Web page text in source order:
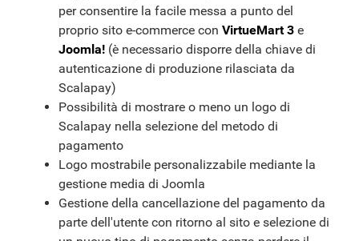
per consentire la facile messa a punto del
proprio sito e-commerce con VirtueMart 3 e
Joomla! (è necessario disporre della chiave di
autenticazione di produzione rilasciata da
Scalapay)
Possibilità di mostrare o meno un logo di
Scalapay nella selezione del metodo di
pagamento
Logo mostrabile personalizzabile mediante la
gestione media di Joomla
Gestione della cancellazione del pagamento da
parte dell'utente con ritorno al sito e selezione di